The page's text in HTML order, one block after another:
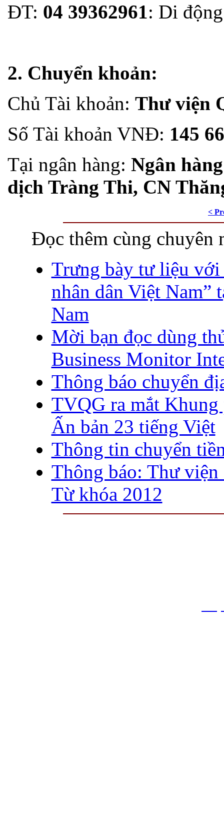
ĐT: 04 39362961: Di
2. Chuyển khoản:
Chủ Tài khoản: Thư viện
Số Tài khoản VNĐ: 145
Tại ngân hàng: Ngân
dịch Tràng Thi, CN
<
Đọc thêm cùng chuyên
Trưng bày tư liệu với
nhân dân Việt Nam”
Nam
Mời bạn đọc dùng
Business Monitor
Thông báo chuyển
TVQG ra mắt Khung
Ấn bản 23 tiếng Việt
Thông tin chuyển
Thông báo: Thư
Từ khóa 2012